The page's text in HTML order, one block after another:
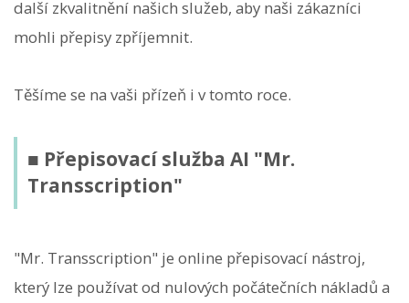
další zkvalitnění našich služeb, aby naši zákazníci
mohli přepisy zpříjemnit.
Těšíme se na vaši přízeň i v tomto roce.
■ Přepisovací služba AI "Mr.
Transscription"
"Mr. Transscription" je online přepisovací nástroj,
který lze používat od nulových počátečních nákladů a